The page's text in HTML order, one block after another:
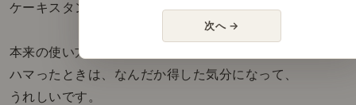
ケーキスタンドで、アクセサリー置き。
本来の使い方とは違うのに、
ハマったときは、なんだか得した気分になって、
うれしいです。
次へ →